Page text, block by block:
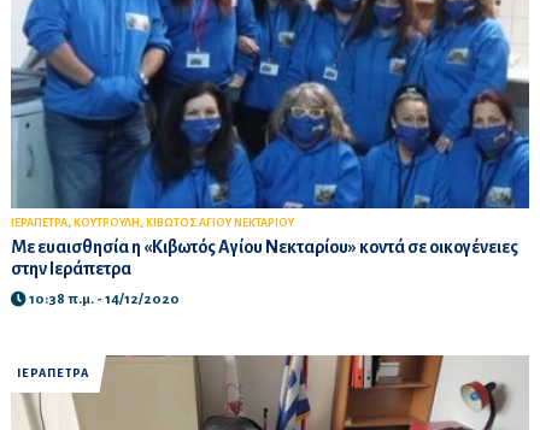
ΙΕΡΑΠΕΤΡΑ, ΚΟΥΤΡΟΥΛΗ , ΚΙΒΩΤΟΣ ΑΓΙΟΥ ΝΕΚΤΑΡΙΟΥ
Με ευαισθησία η «Κιβωτός Αγίου Νεκταρίου» κοντά σε οικογένειες
στην Ιεράπετρα
10:38 π.μ. - 14/12/2020
ΙΕΡΑΠΕΤΡΑ